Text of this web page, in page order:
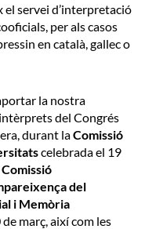
servei d’interpretació
per als casos
en català, gallec o
la nostra
del Congrés
durant laComissió
celebrada el 19
Comissió
del
i Memòria
de març, així com les